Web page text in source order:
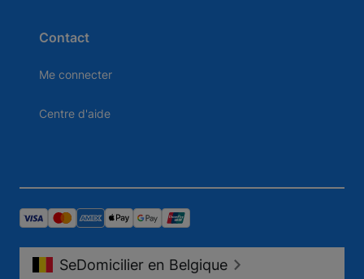
Contact
Me connecter
Centre d'aide
SeDomicilier en Belgique